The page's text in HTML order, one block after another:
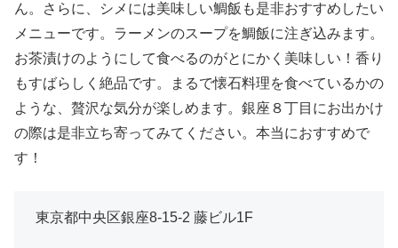
ん。さらに、シメには美味しい鯛飯も是非おすすめしたい
メニューです。ラーメンのスープを鯛飯に注ぎ込みます。
お茶漬けのようにして食べるのがとにかく美味しい！香り
もすばらしく絶品です。まるで懐石料理を食べているかの
ような、贅沢な気分が楽しめます。銀座８丁目にお出かけ
の際は是非立ち寄ってみてください。本当におすすめで
す！
東京都中央区銀座8-15-2 藤ビル1F